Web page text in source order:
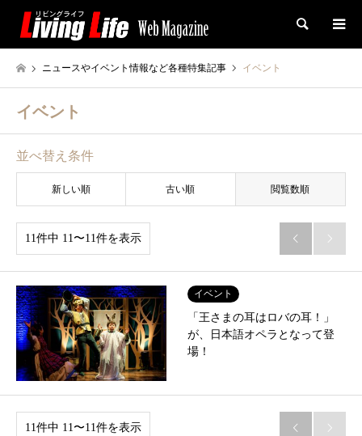
検索
ニュースやイベント情報など各種特集記事 イベント
イベント
並べ替え条件
新しい順 古い順 閲覧数順
11件中 11〜11件を表示  
イベント
「王さまの耳はロバの耳！」
が、日本語オペラとなって登
場！
11件中 11〜11件を表示  